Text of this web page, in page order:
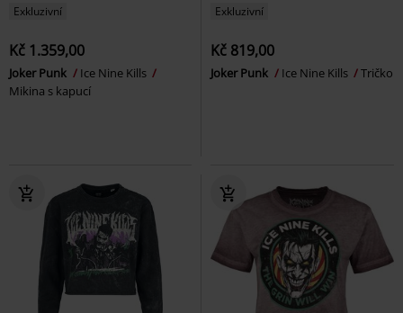
Exkluzivní
Kč 1.359,00
Joker Punk
Ice Nine Kills
Mikina s kapucí
Exkluzivní
Kč 819,00
Joker Punk Ice Nine Kills Tričko